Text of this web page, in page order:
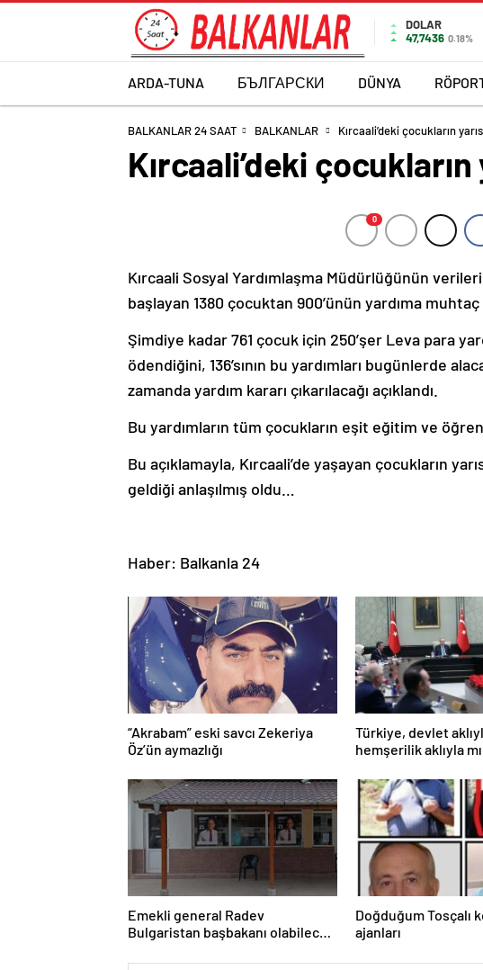
DOLAR
47,7436 0.18%
ARDA-TUNA БЪЛГАРСКИ DÜNYA
BALKANLAR 24 SAAT BALKANLAR Kırcaali’deki çocukların
Kırcaali’deki
0
Kırcaali Sosyal Yardımlaşma Müdürlüğünün
başlayan 1380 çocuktan 900’ünün yardıma
Şimdiye kadar 761 çocuk için 250’şer Leva para
ödendiğini, 136’sının bu yardımları bugünlerde
zamanda yardım kararı çıkarılacağı açıklandı.
Bu yardımların tüm çocukların eşit eğitim ve
Bu açıklamayla, Kırcaali’de yaşayan çocukların
geldiği anlaşılmış oldu…
Haber: Balkanla 24
“Akrabam” eski savcı Zekeriya
Öz’ün aymazlığı
Türkiye, devlet
hemşerilik aklıyla
Emekli general Radev
Bulgaristan başbakanı olabilecek
Doğduğum Tosçalı
ajanları